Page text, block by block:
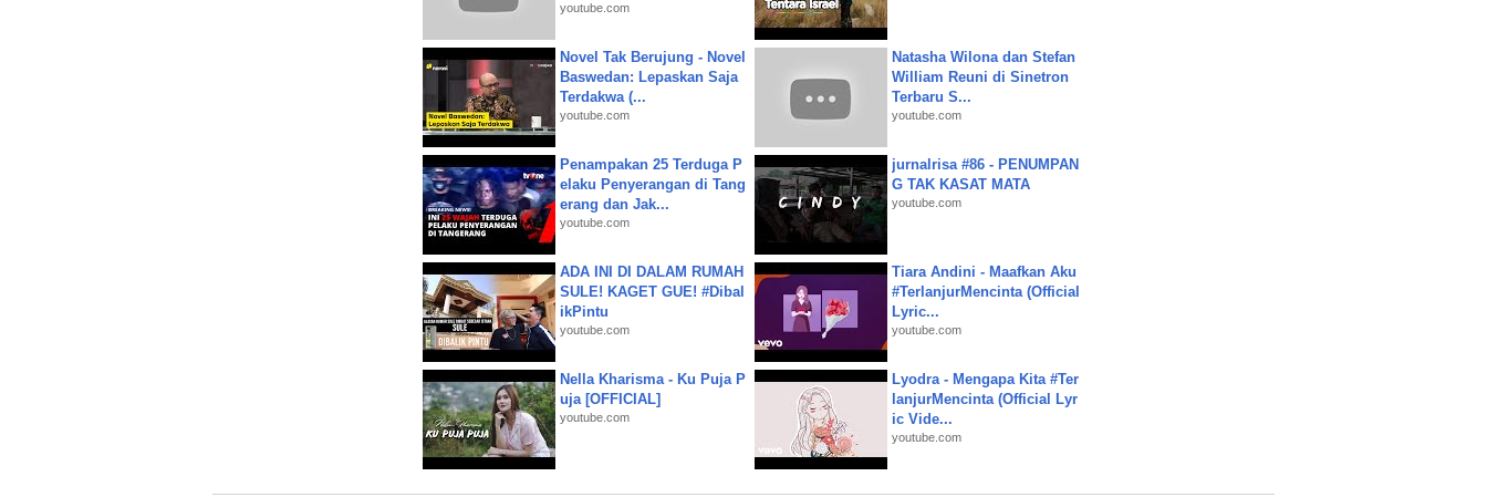
youtube.com
Novel Tak Berujung - Novel
Baswedan: Lepaskan Saja
Terdakwa (...
youtube.com
Natasha Wilona dan Stefan
William Reuni di Sinetron
Terbaru S...
youtube.com
Penampakan 25 Terduga P
elaku Penyerangan di Tang
erang dan Jak...
youtube.com
jurnalrisa #86 - PENUMPAN
G TAK KASAT MATA
youtube.com
ADA INI DI DALAM RUMAH
SULE! KAGET GUE! #Dibal
ikPintu
youtube.com
Tiara Andini - Maafkan Aku
#TerlanjurMencinta (Official
Lyric...
youtube.com
Nella Kharisma - Ku Puja P
uja [OFFICIAL]
youtube.com
Lyodra - Mengapa Kita #Ter
lanjurMencinta (Official Lyr
ic Vide...
youtube.com